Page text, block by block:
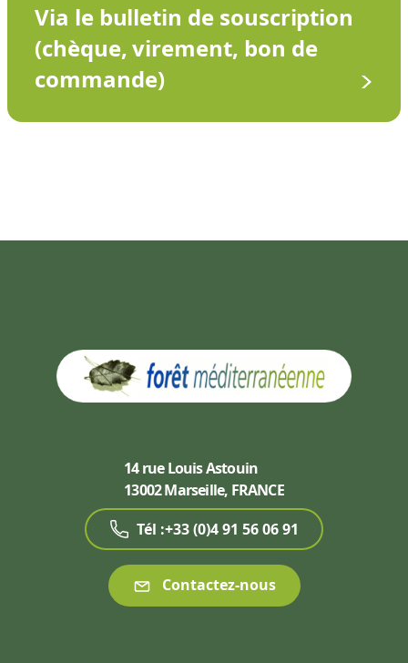
Via le bulletin de souscription
(chèque, virement, bon de
commande)
14 rue Louis Astouin
13002 Marseille, FRANCE
Tél :+33 (0)4 91 56 06 91
Contactez-nous